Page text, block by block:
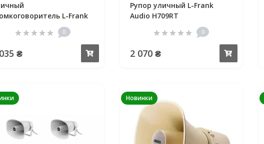
L-Frank
0
₴
Рупор уличный L-Frank
Audio H709RT
0
2 070 ₴
Новинки